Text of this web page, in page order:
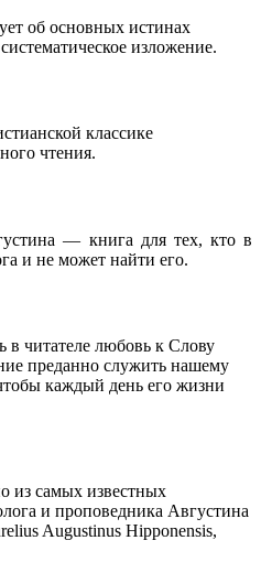
об основных истинах
изложение.
классике
чтения.
— книга для тех, кто в
и не может найти его.
читателе любовь к Слову
преданно служить нашему
каждый день его жизни
из самых известных
и проповедника Августина
Augustinus Hipponensis,